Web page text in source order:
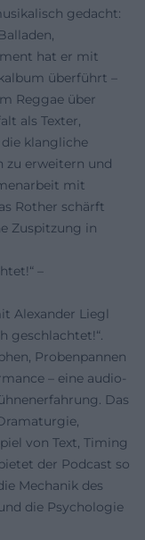
gedacht:
hat er mit
überführt –
Reggae über
als Texter,
klangliche
zu erweitern und
mit
Rother schärft
Zuspitzung in
–
Alexander Liegl
geschlachtet!“.
Probenpannen
– eine audio-
Das
von Text, Timing
der Podcast so
Mechanik des
die Psychologie